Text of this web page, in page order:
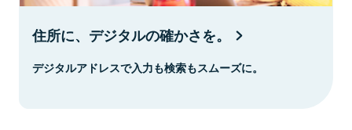
住所に、デジタルの確かさを。
デジタルアドレスで入力も検索もスムーズに。